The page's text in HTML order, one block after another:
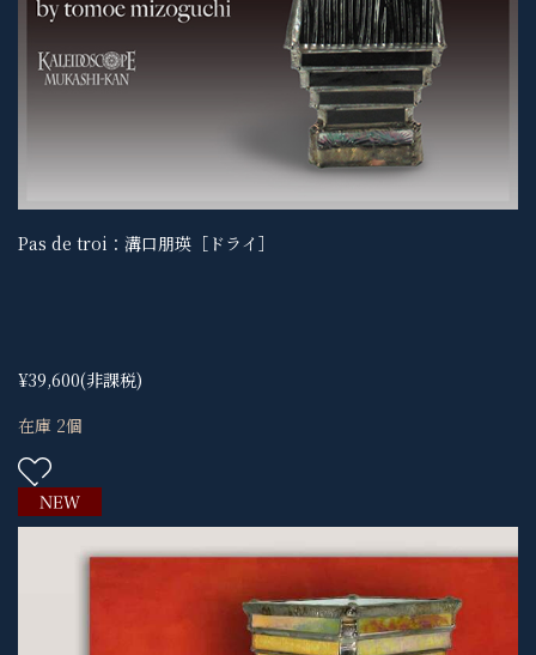
Pas de troi：溝口朋瑛［ドライ］
¥39,600(非課税)
在庫 2個